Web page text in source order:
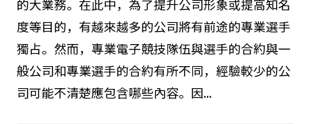
的大業務。在此中，為了提升公司形象或提高知名
度等目的，有越來越多的公司將有前途的專業選手
獨占。然而，專業電子競技隊伍與選手的合約與一
般公司和專業選手的合約有所不同，經驗較少的公
司可能不清楚應包含哪些內容。因...